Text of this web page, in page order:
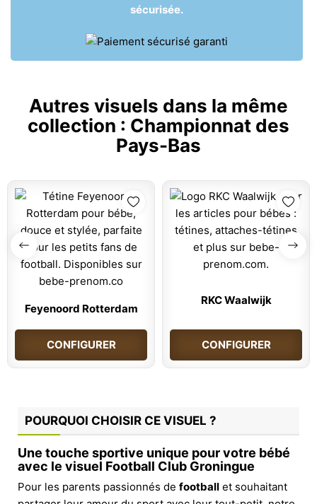
sécurisée.
Autres visuels dans la même
collection : Championnat des
Pays-Bas
Feyenoord Rotterdam
CONFIGURER
RKC Waalwijk
CONFIGURER
POURQUOI CHOISIR CE VISUEL ?
Une touche sportive unique pour votre bébé
avec le visuel Football Club Groningue
Pour les parents passionnés de football et souhaitant